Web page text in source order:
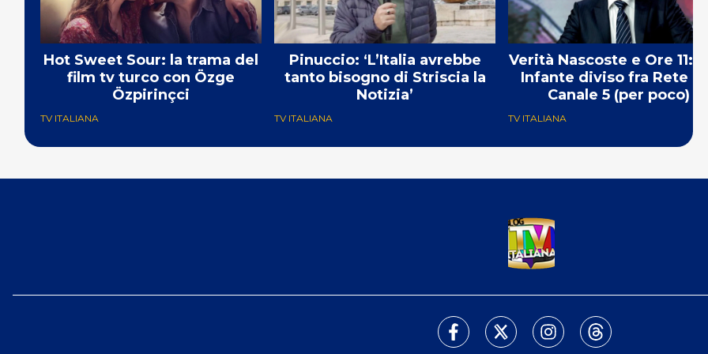
Hot Sweet Sour: la trama del
film tv turco con Özge
Özpirinçci
TV ITALIANA
Pinuccio: ‘L’Italia avrebbe
tanto bisogno di Striscia la
Notizia’
TV ITALIANA
Verità Nascoste e Ore 11:
Infante diviso fra Rete 4 e
Canale 5 (per poco)
TV ITALIANA